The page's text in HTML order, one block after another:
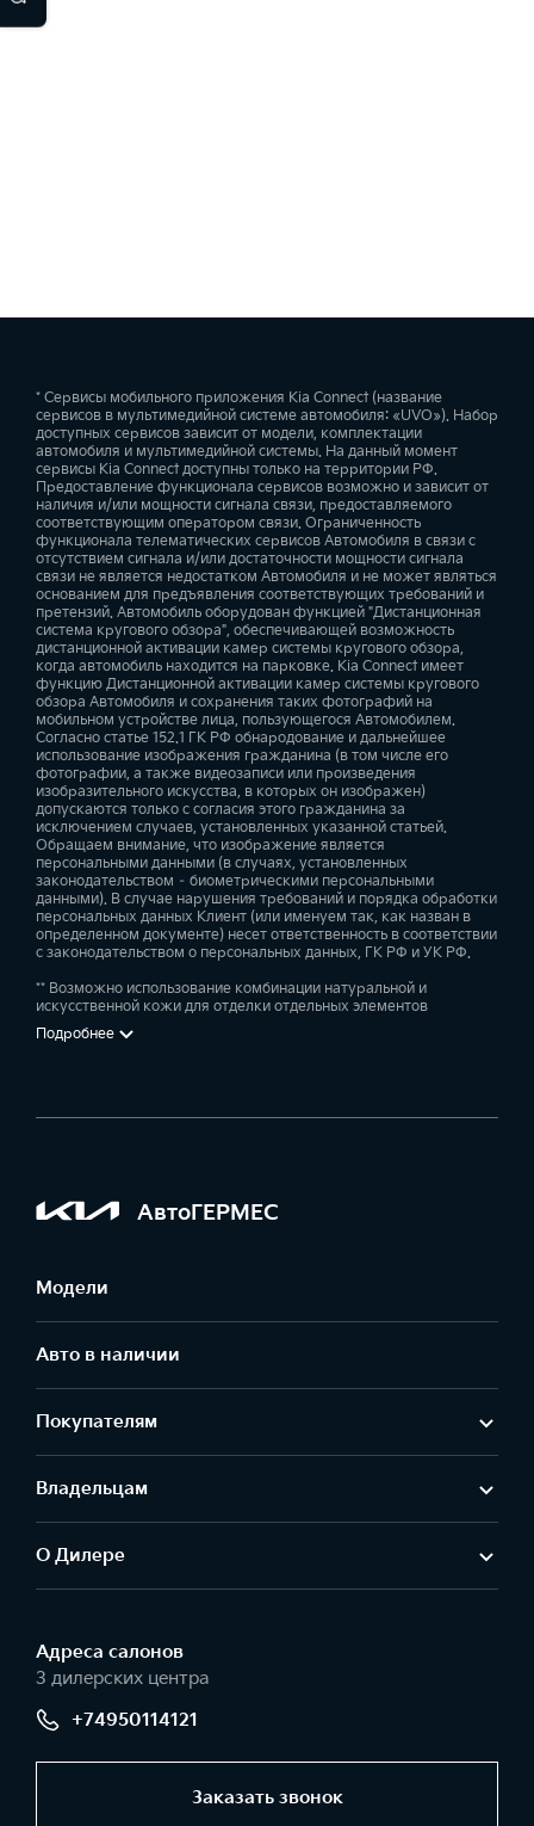
* Сервисы мобильного приложения Kia Connect (название
сервисов в мультимедийной системе автомобиля: «UVO»). Набор
доступных сервисов зависит от модели, комплектации
автомобиля и мультимедийной системы. На данный момент
сервисы Kia Connect доступны только на территории РФ.
Предоставление функционала сервисов возможно и зависит от
наличия и/или мощности сигнала связи, предоставляемого
соответствующим оператором связи. Ограниченность
функционала телематических сервисов Автомобиля в связи с
отсутствием сигнала и/или достаточности мощности сигнала
связи не является недостатком Автомобиля и не может являться
основанием для предъявления соответствующих требований и
претензий. Автомобиль оборудован функцией "Дистанционная
система кругового обзора", обеспечивающей возможность
дистанционной активации камер системы кругового обзора,
когда автомобиль находится на парковке. Kia Connect имеет
функцию Дистанционной активации камер системы кругового
обзора Автомобиля и сохранения таких фотографий на
мобильном устройстве лица, пользующегося Автомобилем.
Согласно статье 152.1 ГК РФ обнародование и дальнейшее
использование изображения гражданина (в том числе его
фотографии, а также видеозаписи или произведения
изобразительного искусства, в которых он изображен)
допускаются только с согласия этого гражданина за
исключением случаев, установленных указанной статьей.
Обращаем внимание, что изображение является
персональными данными (в случаях, установленных
законодательством – биометрическими персональными
данными). В случае нарушения требований и порядка обработки
персональных данных Клиент (или именуем так, как назван в
определенном документе) несет ответственность в соответствии
с законодательством о персональных данных, ГК РФ и УК РФ.
** Возможно использование комбинации натуральной и
искусственной кожи для отделки отдельных элементов
Подробнее
АвтоГЕРМЕС
Модели
Авто в наличии
Покупателям
Владельцам
О Дилере
Адреса салонов
3 дилерских центра
+74950114121
Заказать звонок